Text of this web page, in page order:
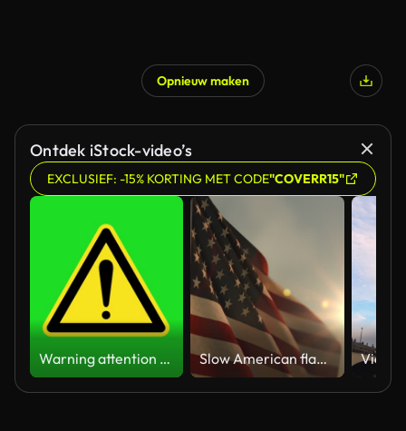
Gegenereerd door AI
Opnieuw maken
Ontdek iStock-video’s
EXCLUSIEF: -15% KORTING MET CODE"COVERR15"
Warning attention yellow hazard message street sign 4k green screen caution animation Slow American flag at sunset during Memorial Day in the United States